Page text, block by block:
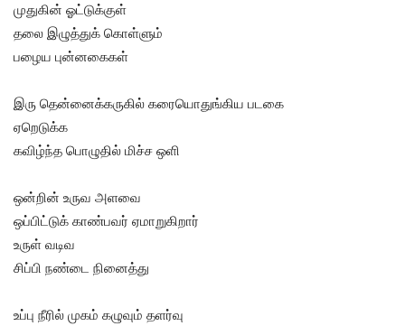
முதுகின் ஓட்டுக்குள்
தலை இழுத்துக் கொள்ளும்
பழைய புன்னகைகள்
இரு தென்னைக்கருகில் கரையொதுங்கிய படகை
ஏறெடுக்க
கவிழ்ந்த பொழுதில் மிச்ச ஒளி
ஒன்றின் உருவ அளவை
ஒப்பிட்டுக் காண்பவர் ஏமாறுகிறார்
உருள் வடிவ
சிப்பி நண்டை நினைத்து
உப்பு நீரில் முகம் கழுவும் தளர்வு